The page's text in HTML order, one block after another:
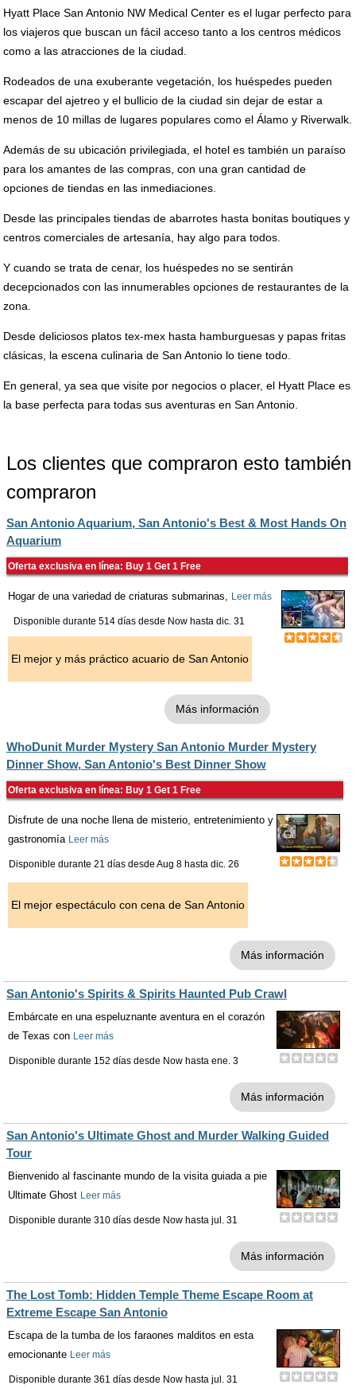
Hyatt Place San Antonio NW Medical Center es el lugar perfecto para
los viajeros que buscan un fácil acceso tanto a los centros médicos
como a las atracciones de la ciudad.
Rodeados de una exuberante vegetación, los huéspedes pueden
escapar del ajetreo y el bullicio de la ciudad sin dejar de estar a
menos de 10 millas de lugares populares como el Álamo y Riverwalk.
Además de su ubicación privilegiada, el hotel es también un paraíso
para los amantes de las compras, con una gran cantidad de
opciones de tiendas en las inmediaciones.
Desde las principales tiendas de abarrotes hasta bonitas boutiques y
centros comerciales de artesanía, hay algo para todos.
Y cuando se trata de cenar, los huéspedes no se sentirán
decepcionados con las innumerables opciones de restaurantes de la
zona.
Desde deliciosos platos tex-mex hasta hamburguesas y papas fritas
clásicas, la escena culinaria de San Antonio lo tiene todo.
En general, ya sea que visite por negocios o placer, el Hyatt Place es
la base perfecta para todas sus aventuras en San Antonio.
Los clientes que compraron esto también
compraron
San Antonio Aquarium, San Antonio's Best & Most Hands On
Aquarium
Oferta exclusiva en línea: Buy 1 Get 1 Free
Hogar de una variedad de criaturas submarinas, Leer más
Disponible durante 514 días desde Now hasta dic. 31
El mejor y más práctico acuario de San Antonio
Más información
WhoDunit Murder Mystery San Antonio Murder Mystery
Dinner Show, San Antonio's Best Dinner Show
Oferta exclusiva en línea: Buy 1 Get 1 Free
Disfrute de una noche llena de misterio, entretenimiento y
gastronomía Leer más
Disponible durante 21 días desde Aug 8 hasta dic. 26
El mejor espectáculo con cena de San Antonio
Más información
San Antonio's Spirits & Spirits Haunted Pub Crawl
Embárcate en una espeluznante aventura en el corazón
de Texas con Leer más
Disponible durante 152 días desde Now hasta ene. 3
Más información
San Antonio's Ultimate Ghost and Murder Walking Guided
Tour
Bienvenido al fascinante mundo de la visita guiada a pie
Ultimate Ghost Leer más
Disponible durante 310 días desde Now hasta jul. 31
Más información
The Lost Tomb: Hidden Temple Theme Escape Room at
Extreme Escape San Antonio
Escapa de la tumba de los faraones malditos en esta
emocionante Leer más
Disponible durante 361 días desde Now hasta jul. 31